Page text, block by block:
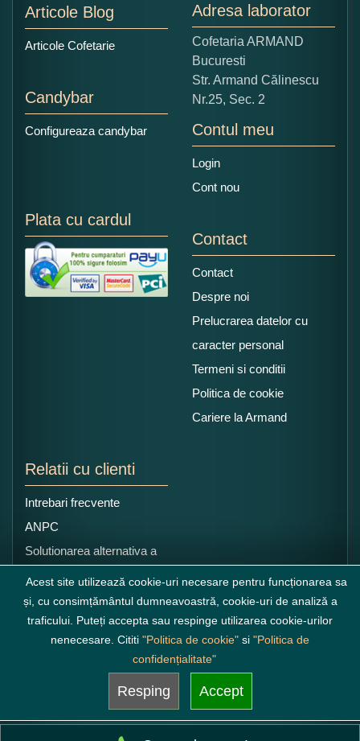
Copiati alaturi numarul din imagine:
Articole Blog
Articole Cofetarie
Candybar
Configureaza candybar
Adresa laborator
Cofetaria ARMAND
Bucuresti
Str. Armand Călinescu
Nr.25, Sec. 2
Contul meu
Login
Cont nou
Plata cu cardul
Contact
Contact
Despre noi
Prelucrarea datelor cu
caracter personal
Termeni si conditii
Politica de cookie
Cariere la Armand
Relatii cu clienti
Intrebari frecvente
ANPC
Solutionarea alternativa a
litigiilor
Acest site utilizează cookie-uri necesare pentru funcționarea sa
și, cu consimțământul dumneavoastră, cookie-uri de analiză a
traficului. Puteți accepta sau respinge utilizarea cookie-urilor
nenecesare. Cititi "Politica de cookie" si "Politica de
confidențialitate"
Resping Accept